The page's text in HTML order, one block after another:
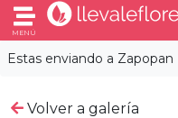
Estas enviando a Zapopan
MENÚ
Volver a galería